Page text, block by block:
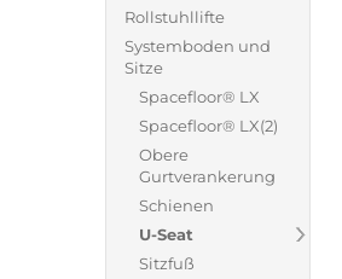
Rollstuhllifte
Systemboden und
Sitze
Spacefloor® LX
Spacefloor® LX(2)
Obere
Gurtverankerung
Schienen
U-Seat
Sitzfuß